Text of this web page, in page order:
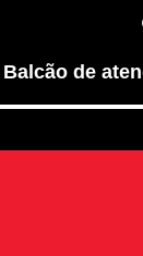
Balcão de